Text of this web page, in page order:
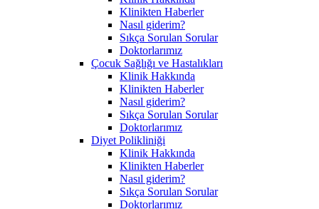
Klinikten Haberler
Nasıl giderim?
Sıkça Sorulan Sorular
Doktorlarımız
Çocuk Sağlığı ve Hastalıkları
Klinik Hakkında
Klinikten Haberler
Nasıl giderim?
Sıkça Sorulan Sorular
Doktorlarımız
Diyet Polikliniği
Klinik Hakkında
Klinikten Haberler
Nasıl giderim?
Sıkça Sorulan Sorular
Doktorlarımız